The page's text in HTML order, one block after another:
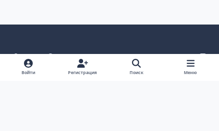
Светлый режим
Темный режим
Как в системе
v
k
Политика конфиденциальности
Войти Регистрация Поиск Меню